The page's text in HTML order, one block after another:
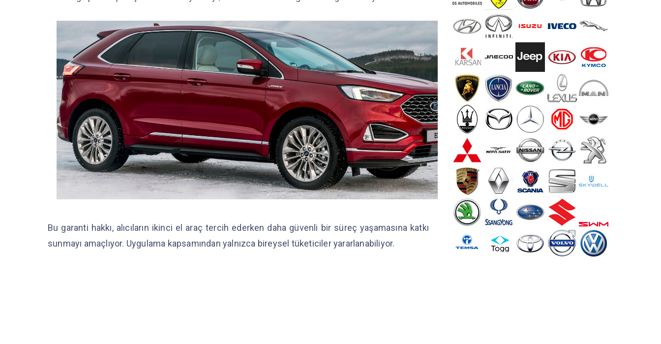
Bu garanti hakkı, alıcıların ikinci el araç tercih ederken daha güvenli bir süreç yaşamasına katkı
sunmayı amaçlıyor. Uygulama kapsamından yalnızca bireysel tüketiciler yararlanabiliyor.